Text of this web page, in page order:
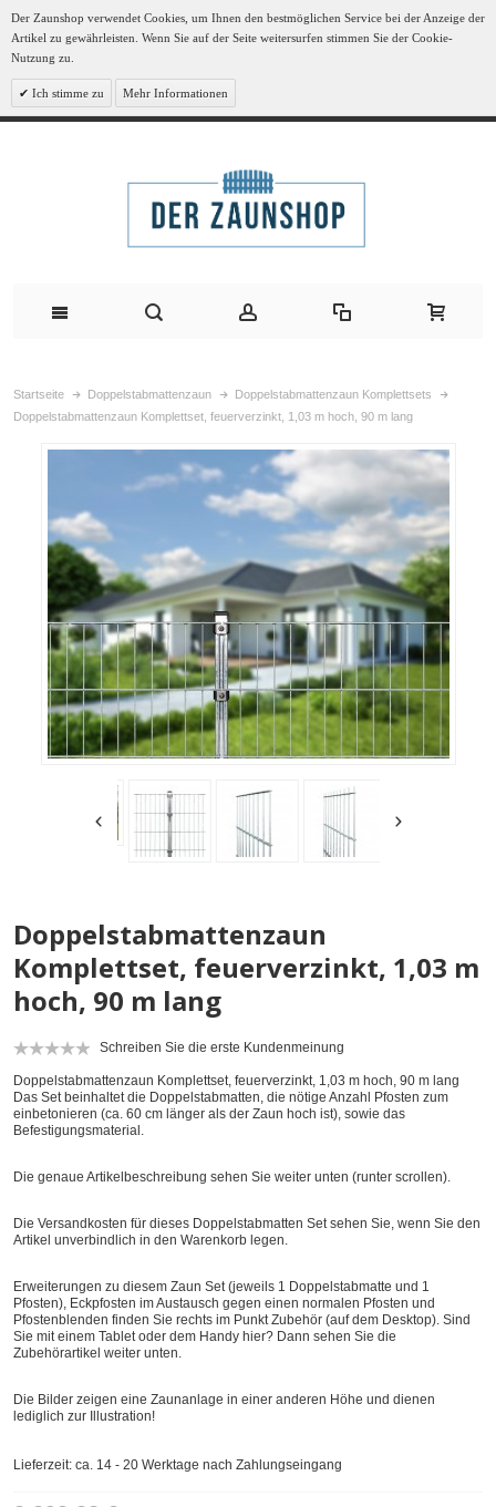
Der Zaunshop verwendet Cookies, um Ihnen den bestmöglichen Service bei der Anzeige der
Artikel zu gewährleisten. Wenn Sie auf der Seite weitersurfen stimmen Sie der Cookie-
Nutzung zu.
Ich stimme zu Mehr Informationen
Startseite Doppelstabmattenzaun
Doppelstabmattenzaun Komplettsets
Doppelstabmattenzaun Komplettset, feuerverzinkt, 1,03 m hoch, 90 m lang
Doppelstabmattenzaun
Komplettset, feuerverzinkt, 1,03 m
hoch, 90 m lang
Schreiben Sie die erste Kundenmeinung
Doppelstabmattenzaun Komplettset, feuerverzinkt, 1,03 m hoch, 90 m lang
Das Set beinhaltet die Doppelstabmatten, die nötige Anzahl Pfosten zum
einbetonieren (ca. 60 cm länger als der Zaun hoch ist), sowie das
Befestigungsmaterial.
Die genaue Artikelbeschreibung sehen Sie weiter unten (runter scrollen).
Die Versandkosten für dieses Doppelstabmatten Set sehen Sie, wenn Sie den
Artikel unverbindlich in den Warenkorb legen.
Erweiterungen zu diesem Zaun Set (jeweils 1 Doppelstabmatte und 1
Pfosten), Eckpfosten im Austausch gegen einen normalen Pfosten und
Pfostenblenden finden Sie rechts im Punkt Zubehör (auf dem Desktop). Sind
Sie mit einem Tablet oder dem Handy hier? Dann sehen Sie die
Zubehörartikel weiter unten.
Die Bilder zeigen eine Zaunanlage in einer anderen Höhe und dienen
lediglich zur Illustration!
Lieferzeit: ca. 14 - 20 Werktage nach Zahlungseingang